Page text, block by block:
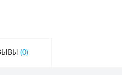
(0)